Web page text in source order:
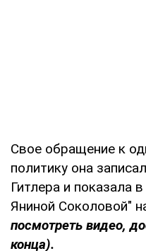
Свое обращение к
политику она
Гитлера и показала
Яниной Соколовой"
посмотреть видео,
конца).